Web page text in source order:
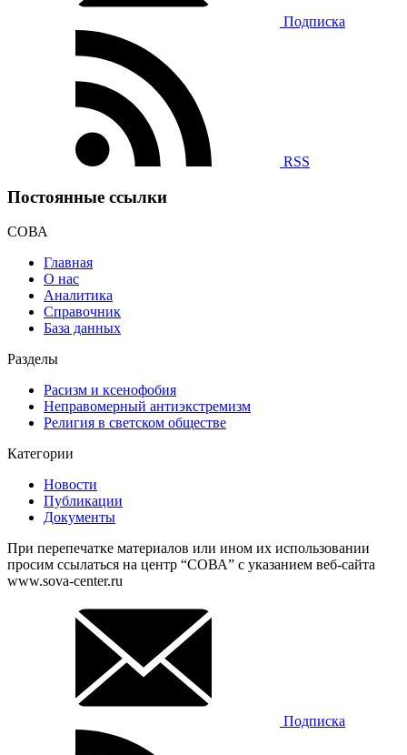
Подписка
RSS
Постоянные ссылки
СОВА
Главная
О нас
Аналитика
Справочник
База данных
Разделы
Расизм и ксенофобия
Неправомерный антиэкстремизм
Религия в светском обществе
Категории
Новости
Публикации
Документы
При перепечатке материалов или ином их использовании
просим ссылаться на центр “СОВА” с указанием веб-сайта
www.sova-center.ru
Подписка